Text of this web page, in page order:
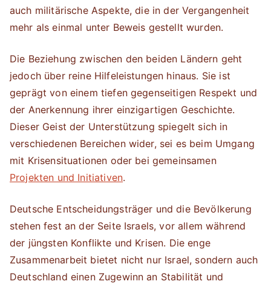
auch militärische Aspekte, die in der Vergangenheit
mehr als einmal unter Beweis gestellt wurden.
Die Beziehung zwischen den beiden Ländern geht
jedoch über reine Hilfeleistungen hinaus. Sie ist
geprägt von einem tiefen gegenseitigen Respekt und
der Anerkennung ihrer einzigartigen Geschichte.
Dieser Geist der Unterstützung spiegelt sich in
verschiedenen Bereichen wider, sei es beim Umgang
mit Krisensituationen oder bei gemeinsamen
Projekten und Initiativen.
Deutsche Entscheidungsträger und die Bevölkerung
stehen fest an der Seite Israels, vor allem während
der jüngsten Konflikte und Krisen. Die enge
Zusammenarbeit bietet nicht nur Israel, sondern auch
Deutschland einen Zugewinn an Stabilität und